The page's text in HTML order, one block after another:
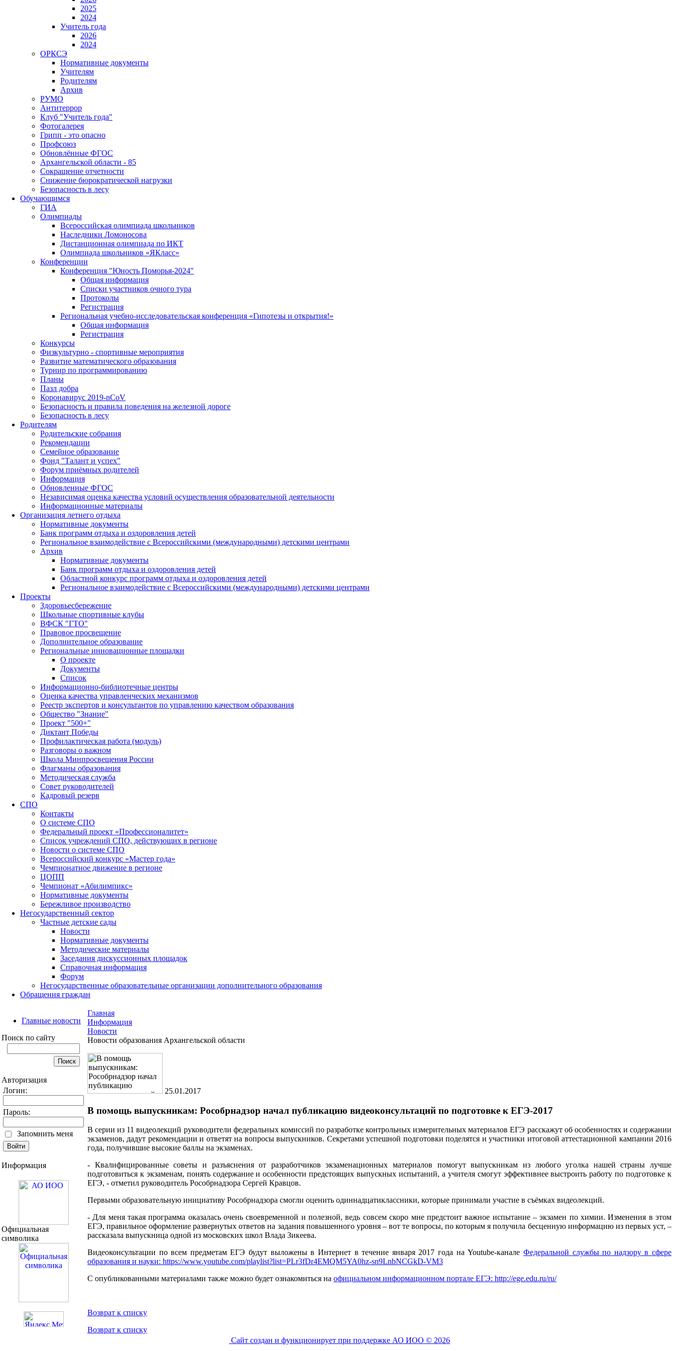
2025
2024
Учитель года
2026
2024
ОРКСЭ
Нормативные документы
Учителям
Родителям
Архив
РУМО
Антитеррор
Клуб "Учитель года"
Фотогалерея
Грипп - это опасно
Профсоюз
Обновлённые ФГОС
Архангельской области - 85
Сокращение отчетности
Снижение бюрократической нагрузки
Безопасность в лесу
Обучающимся
ГИА
Олимпиады
Всероссийская олимпиада школьников
Наследники Ломоносова
Дистанционная олимпиада по ИКТ
Олимпиада школьников «ЯКласс»
Конференции
Конференция "Юность Поморья-2024"
Общая информация
Списки участников очного тура
Протоколы
Регистрация
Региональная учебно-исследовательская конференция «Гипотезы и открытия!»
Общая информация
Регистрация
Конкурсы
Физкультурно - спортивные мероприятия
Развитие математического образования
Турнир по программированию
Планы
Пазл добра
Коронавирус 2019-nCoV
Безопасность и правила поведения на железной дороге
Безопасность в лесу
Родителям
Родительские собрания
Рекомендации
Семейное образование
Фонд "Талант и успех"
Форум приёмных родителей
Информация
Обновленные ФГОС
Независимая оценка качества условий осуществления образовательной деятельности
Информационные материалы
Организация летнего отдыха
Нормативные документы
Банк программ отдыха и оздоровления детей
Региональное взаимодействие с Всероссийскими (международными) детскими центрами
Архив
Нормативные документы
Банк программ отдыха и оздоровления детей
Областной конкурс программ отдыха и оздоровления детей
Региональное взаимодействие с Всероссийскими (международными) детскими центрами
Проекты
Здоровьесбережение
Школьные спортивные клубы
ВФСК "ГТО"
Правовое просвещение
Дополнительное образование
Региональные инновационные площадки
О проекте
Документы
Список
Информационно-библиотечные центры
Оценка качества управленческих механизмов
Реестр экспертов и консультантов по управлению качеством образования
Общество "Знание"
Проект "500+"
Диктант Победы
Профилактическая работа (модуль)
Разговоры о важном
Школа Минпросвещения России
Флагманы образования
Методическая служба
Совет руководителей
Кадровый резерв
СПО
Контакты
О системе СПО
Федеральный проект «Профессионалитет»
Список учреждений СПО, действующих в регионе
Новости о системе СПО
Всероссийский конкурс «Мастер года»
Чемпионатное движение в регионе
ЦОПП
Чемпионат «Абилимпикс»
Нормативные документы
Бережливое производство
Негосударственный сектор
Частные детские сады
Новости
Нормативные документы
Методические материалы
Заседания дискуссионных площадок
Справочная информация
Форум
Негосударственные образовательные организации дополнительного образования
Обращения граждан
Главные новости
Поиск по сайту
Авторизация
Логин:
Пароль:
Запомнить меня
Информация
Официальная
символика
Главная
Информация
Новости
Новости образования Архангельской области
25.01.2017
В помощь выпускникам: Рособрнадзор начал публикацию видеоконсультаций по подготовке к ЕГЭ-2017
В серии из 11 видеолекций руководители федеральных комиссий по разработке контрольных измерительных материалов ЕГЭ расскажут об особенностях и содержании
экзаменов, дадут рекомендации и ответят на вопросы выпускников. Секретами успешной подготовки поделятся и участники итоговой аттестационной кампании 2016
года, получившие высокие баллы на экзаменах.
- Квалифицированные советы и разъяснения от разработчиков экзаменационных материалов помогут выпускникам из любого уголка нашей страны лучше
подготовиться к экзаменам, понять содержание и особенности предстоящих выпускных испытаний, а учителя смогут эффективнее выстроить работу по подготовке к
ЕГЭ, - отметил руководитель Рособрнадзора Сергей Кравцов.
Первыми образовательную инициативу Рособрнадзора смогли оценить одиннадцатиклассники, которые принимали участие в съёмках видеолекций.
- Для меня такая программа оказалась очень своевременной и полезной, ведь совсем скоро мне предстоит важное испытание – экзамен по химии. Изменения в этом
ЕГЭ, правильное оформление развернутых ответов на задания повышенного уровня – вот те вопросы, по которым я получила бесценную информацию из первых уст, –
рассказала выпускница одной из московских школ Влада Зикеева.
Видеоконсультации по всем предметам ЕГЭ будут выложены в Интернет в течение января 2017 года на Youtube-канале Федеральной службы по надзору в сфере
образования и науки: https://www.youtube.com/playlist?list=PLr3fDr4EMQM5YA0hz-sn9LnbNCGkD-VM3
С опубликованными материалами также можно будет ознакомиться на официальном информационном портале ЕГЭ: http://ege.edu.ru/ru/
Возврат к списку
Возврат к списку
Сайт создан и функционирует при поддержке АО ИОО © 2026